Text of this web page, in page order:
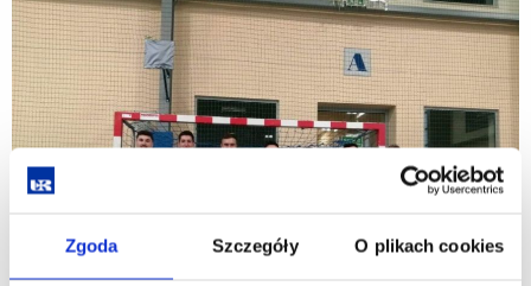
Zgoda Szczegóły O plikach cookies